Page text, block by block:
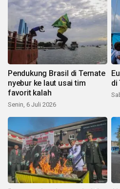
Pendukung Brasil di Ternate
nyebur ke laut usai tim
favorit kalah
Senin, 6 Juli 2026
di